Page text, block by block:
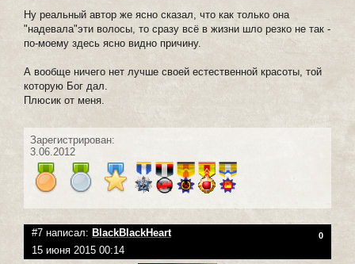
Ну реальный автор же ясно сказал, что как только она
"надевала"эти волосы, то сразу всё в жизни шло резко не так -
по-моему здесь ясно видно причину.
А вообще ничего нет лучше своей естественной красоты, той
которую Бог дал.
Плюсик от меня.
Зарегистрирован:
3.06.2012
#7 написал: BlackBlackHeart 0
15 июня 2015 00:14